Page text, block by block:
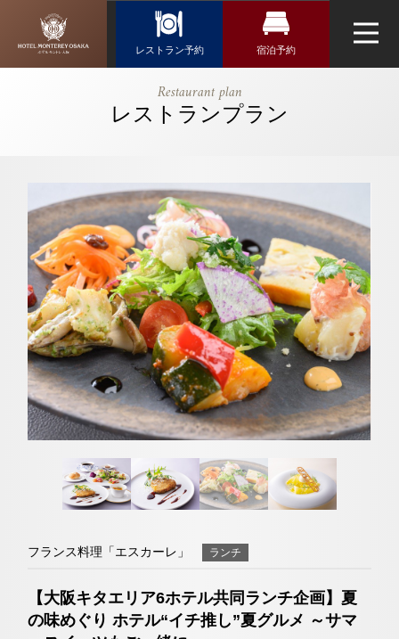
ホテル“イチ
推し”夏グル
メ ～サマー
スイーツもご
一緒に～｜ホ
テルモントレ
大阪｜梅田
駅・大阪駅近
くのホテル
宿泊予約
レストラン予約
Restaurant plan
レストランプラン
フランス料理「エスカーレ」 ランチ
【大阪キタエリア6ホテル共同ランチ企画】夏
の味めぐり ホテル“イチ推し”夏グルメ ～サマ
トップページ
ウエディング
アクセス・観光情報
よくあるご質問
お問い合せ
オンラインショップ
トリ
ップ
アド
ザー
ユー
チュ
ーブ
イン
スタ
グラ
イス
ブッ
クラブモントレ
エリア別ホテル一覧
Reservation
レストラン予約
フランス料理「エスカーレ」
（受付時間 10:00～20:30）
TEL 06-6458-5647
お問い合わせ
日本料理「隨縁亭」
ネットで予約する
（受付時間 10:00～20:30）
お問い合わせ
宿泊検索
航空券＋宿泊検索
チェックイン日がお決まりの方
チェックイン
チェックアウト
人数 2人 室数 1室
チェックイン日がお決まりでない方